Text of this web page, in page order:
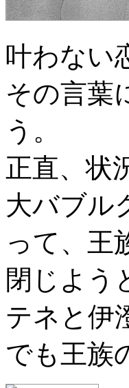
叶わない
その言葉
う。
正直、状
大バブル
って、王
閉じよう
テネと伊
でも王族